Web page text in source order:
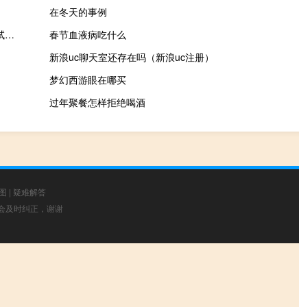
在冬天的事例
质量专业技术人员职业资格考试 关于质量专业技术人员职业资格考试的介绍
春节血液病吃什么
新浪uc聊天室还存在吗（新浪uc注册）
梦幻西游眼在哪买
过年聚餐怎样拒绝喝酒
| 疑难解答
及时纠正，谢谢